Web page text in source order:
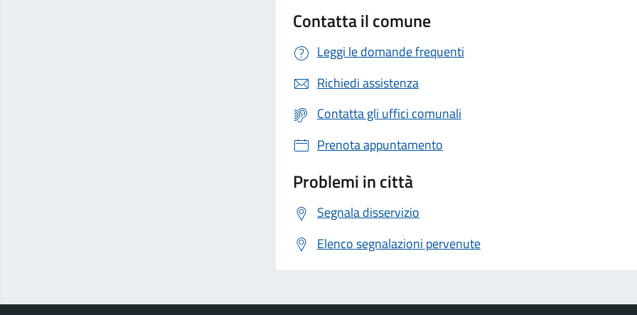
Contatta il comune
Leggi le domande frequenti
Richiedi assistenza
Contatta gli uffici comunali
Prenota appuntamento
Problemi in città
Segnala disservizio
Elenco segnalazioni pervenute